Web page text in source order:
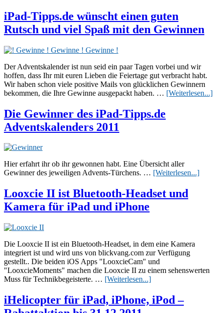
Rocker
von
Ion
iPhone
und
iPod
–
wasserdichtes
Lautsprechersystem
iPad-Tipps.de wünscht einen guten
Rutsch und viel Spaß mit den Gewinnen
Der Adventskalender ist nun seid ein paar Tagen vorbei und wir
hoffen, dass Ihr mit euren Lieben die Feiertage gut verbracht habt.
Wir haben schon viele positive Mails von glücklichen Gewinnern
bekommen, die Ihre Gewinne ausgepackt haben. … [Weiterlesen...]
Die Gewinner des iPad-Tipps.de
Adventskalenders 2011
Hier erfahrt ihr ob ihr gewonnen habt. Eine Übersicht aller
Gewinner des jeweiligen Advents-Türchens. … [Weiterlesen...]
Looxcie II ist Bluetooth-Headset und
Kamera für iPad und iPhone
Die Looxcie II ist ein Bluetooth-Headset, in dem eine Kamera
integriert ist und wird uns von blickvang.com zur Verfügung
gestellt.. Die beiden iOS Apps "LooxcieCam" und
"LooxcieMoments" machen die Looxcie II zu einem sehenswerten
Muss für Technikbegeisterte. … [Weiterlesen...]ÜberLooxcie
ist
Bluetooth-
iHelicopter für iPad, iPhone, iPod –